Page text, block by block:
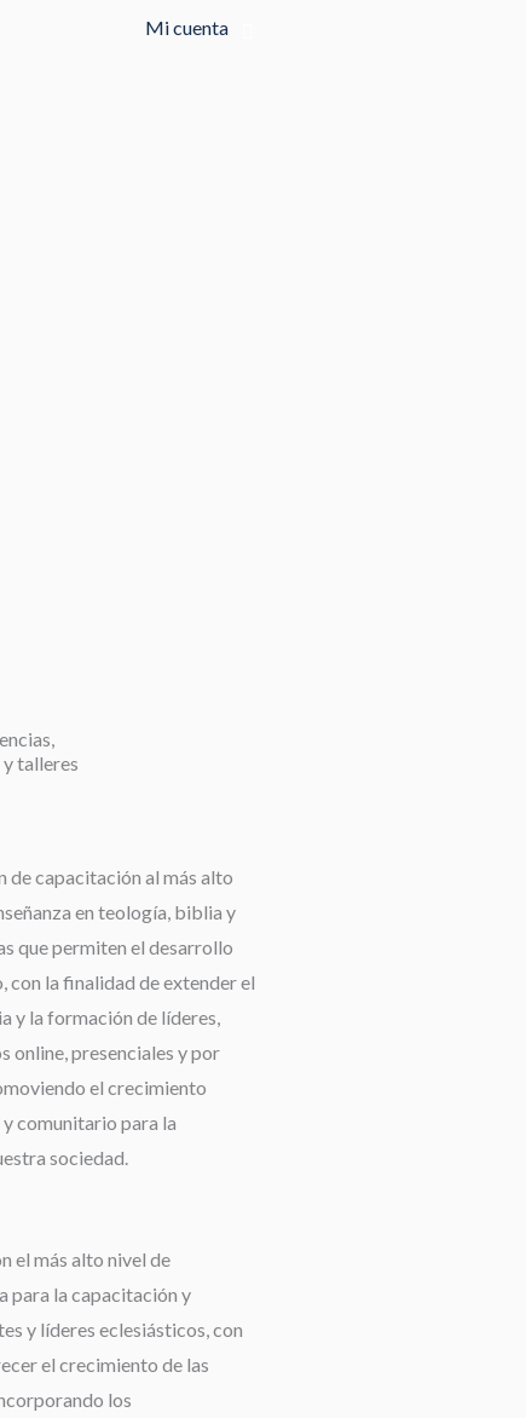
Mi cuenta
talleres
de capacitación al más alto
en teología, biblia y
que permiten el desarrollo
con la finalidad de extender el
y la formación de líderes,
online, presenciales y por
el crecimiento
comunitario para la
sociedad.
el más alto nivel de
para la capacitación y
y líderes eclesiásticos, con
el crecimiento de las
los